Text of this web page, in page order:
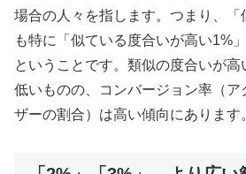
場合の人々を指します。つまり、
も特に「似ている度合いが高い1%
ということです。類似の度合いが
低いものの、コンバージョン率（ア
ザーの割合）は高い傾向にあります